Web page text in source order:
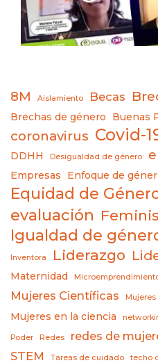
8M Aislamiento Becas
Brechas de género Buenas
coronavirus Covid-
DDHH
Desigualdad de género
Empresas Enfoque de
Equidad de
evaluación
Igualdad de
Inventora Liderazgo
Maternidad
Mujeres Científicas Mujeres
Mujeres en la ciencia
Poder Redes redes de
STEM Tareas de cuidado techo